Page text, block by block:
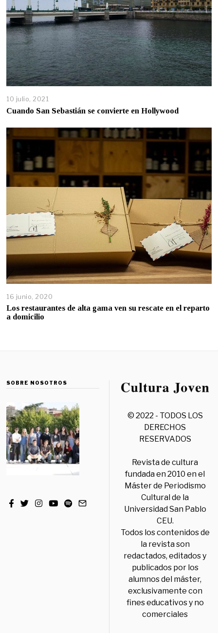
10 julio, 2021
Cuando San Sebastián se convierte en Hollywood
16 junio, 2020
Los restaurantes de alta gama ven su rescate en el reparto
a domicilio
SOBRE NOSOTROS
© 2022 - TODOS LOS
DERECHOS
RESERVADOS
Revista de cultura
fundada en 2010 en el
Máster de Periodismo
Cultural de la
Universidad San Pablo
CEU.
Todos los contenidos de
la revista son
redactados, editados y
publicados por los
alumnos del máster,
exclusivamente con
fines educativos y no
comerciales